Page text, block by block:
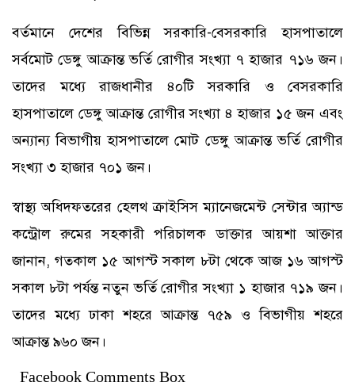
বর্তমানে দেশের বিভিন্ন সরকারি-বেসরকারি হাসপাতালে
সর্বমোট ডেঙ্গু আক্রান্ত ভর্তি রোগীর সংখ্যা ৭ হাজার ৭১৬ জন।
তাদের মধ্যে রাজধানীর ৪০টি সরকারি ও বেসরকারি
হাসপাতালে ডেঙ্গু আক্রান্ত রোগীর সংখ্যা ৪ হাজার ১৫ জন এবং
অন্যান্য বিভাগীয় হাসপাতালে মোট ডেঙ্গু আক্রান্ত ভর্তি রোগীর
সংখ্যা ৩ হাজার ৭০১ জন।
স্বাস্থ্য অধিদফতরের হেলথ ক্রাইসিস ম্যানেজমেন্ট সেন্টার অ্যান্ড
কন্ট্রোল রুমের সহকারী পরিচালক ডাক্তার আয়শা আক্তার
জানান, গতকাল ১৫ আগস্ট সকাল ৮টা থেকে আজ ১৬ আগস্ট
সকাল ৮টা পর্যন্ত নতুন ভর্তি রোগীর সংখ্যা ১ হাজার ৭১৯ জন।
তাদের মধ্যে ঢাকা শহরে আক্রান্ত ৭৫৯ ও বিভাগীয় শহরে
আক্রান্ত ৯৬০ জন।
Facebook Comments Box